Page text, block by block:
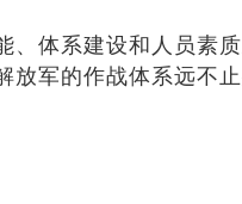
体系建设和人员素
军的作战体系远不